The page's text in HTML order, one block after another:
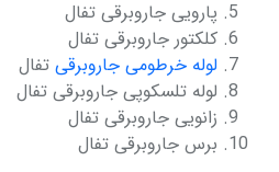
پارویی جاروبرقی تفال
کلکتور جاروبرقی تفال
لوله خرطومی جاروبرقی تفال
لوله تلسکوپی جاروبرقی تفال
زانویی جاروبرقی تفال
برس جاروبرقی تفال